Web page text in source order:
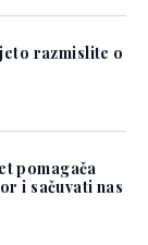
razmislite o
pomagača
i sačuvati nas